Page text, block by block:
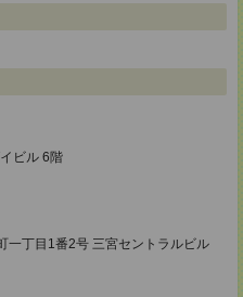
ビル 6階
一丁目1番2号 三宮セントラルビル